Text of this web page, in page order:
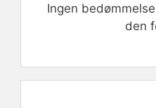
Ingen
den